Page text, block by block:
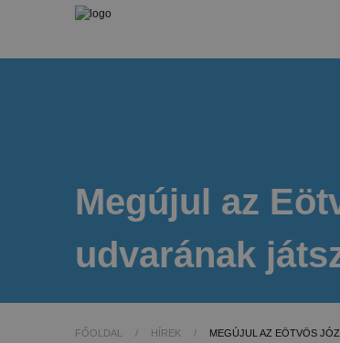
Megújul az
udvarának
FŐOLDAL / HÍREK / MEGÚJUL AZ EÖTVÖS